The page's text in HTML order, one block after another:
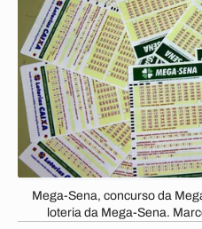
Mega-Sena, concurso da
loteria da Mega-Sena.